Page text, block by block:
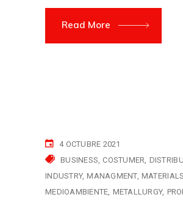
Read More
4 OCTUBRE 2021
BUSINESS COSTUMER
INDUSTRY MANAGMENT MATERIALS
MEDIOAMBIENTE METALLURGY